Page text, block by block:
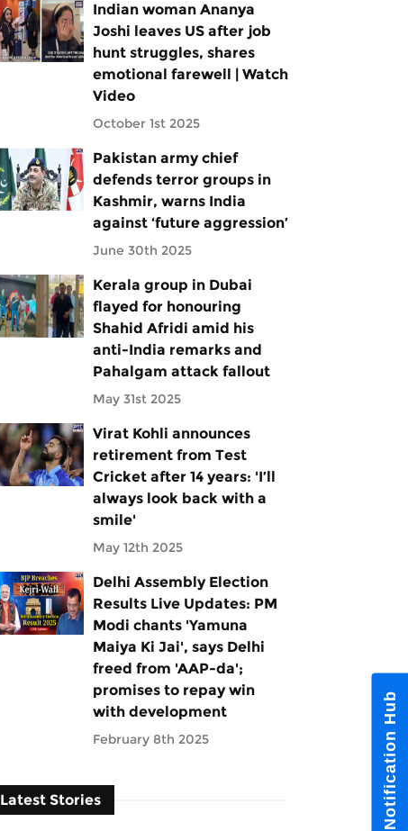
Indian woman Ananya
Joshi leaves US after job
hunt struggles, shares
emotional farewell | Watch
Video
October 1st 2025
Pakistan army chief
defends terror groups in
Kashmir, warns India
against ‘future aggression’
June 30th 2025
Kerala group in Dubai
flayed for honouring
Shahid Afridi amid his
anti-India remarks and
Pahalgam attack fallout
May 31st 2025
Virat Kohli announces
retirement from Test
Cricket after 14 years: 'I’ll
always look back with a
smile'
May 12th 2025
Delhi Assembly Election
Results Live Updates: PM
Modi chants 'Yamuna
Maiya Ki Jai', says Delhi
freed from 'AAP-da';
promises to repay win
with development
February 8th 2025
Latest Stories Notification Hub